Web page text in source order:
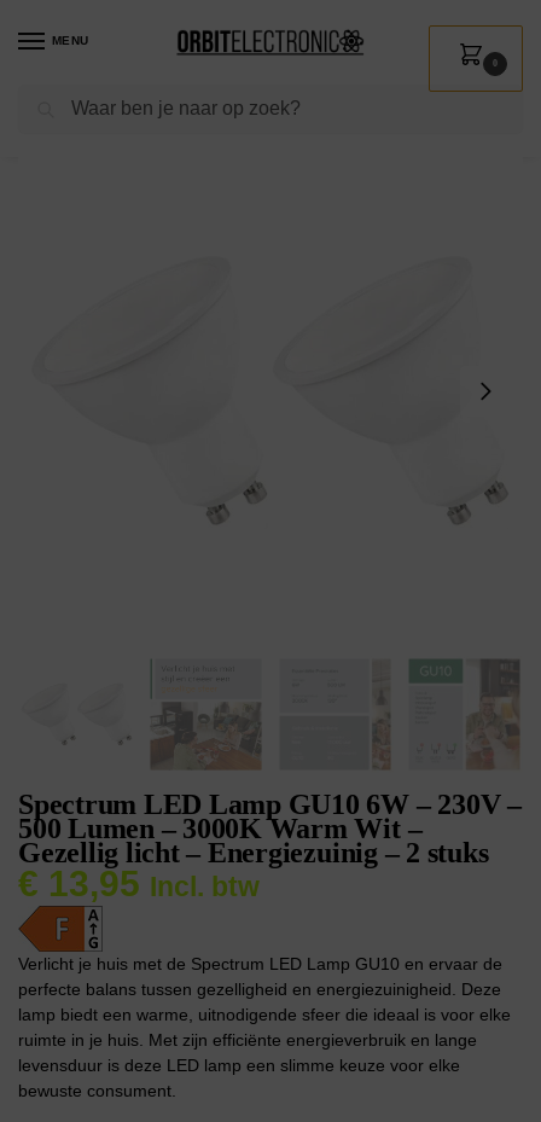
MENU
Zoeken
0
Shop / Verlichting / Lichtbronnen
Spectrum LED Lamp GU10 6W – 230V –
500 Lumen – 3000K Warm Wit –
Gezellig licht – Energiezuinig – 2 stuks
€ 13,95 Incl. btw
Verlicht je huis met de Spectrum LED Lamp GU10 en ervaar de
perfecte balans tussen gezelligheid en energiezuinigheid. Deze
lamp biedt een warme, uitnodigende sfeer die ideaal is voor elke
ruimte in je huis. Met zijn efficiënte energieverbruik en lange
levensduur is deze LED lamp een slimme keuze voor elke
bewuste consument.